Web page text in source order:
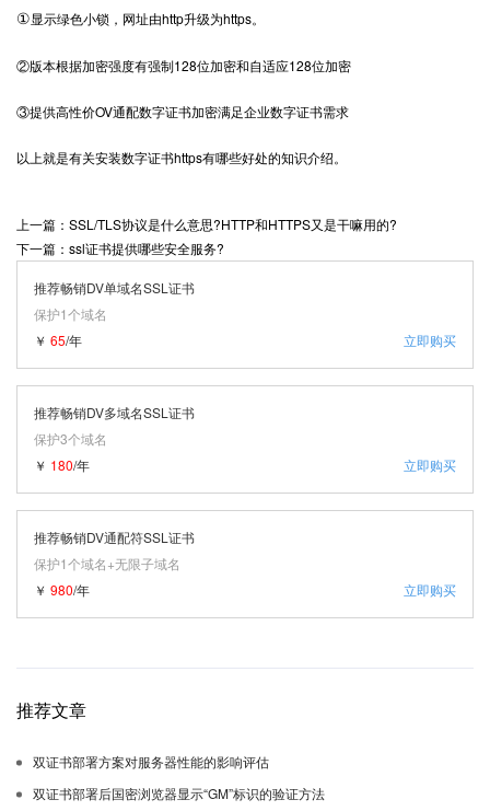
①显示绿色小锁，网址由http升级为https。
②版本根据加密强度有强制128位加密和自适应128位加密
③提供高性价OV通配数字证书加密满足企业数字证书需求
以上就是有关安装数字证书https有哪些好处的知识介绍。
上一篇：SSL/TLS协议是什么意思?HTTP和HTTPS又是干嘛用的?
下一篇：ssl证书提供哪些安全服务?
推荐畅销DV单域名SSL证书
保护1个域名
立即购买
￥ 65/年
推荐畅销DV多域名SSL证书
保护3个域名
立即购买
￥ 180/年
推荐畅销DV通配符SSL证书
保护1个域名+无限子域名
立即购买
￥ 980/年
推荐文章
双证书部署方案对服务器性能的影响评估
双证书部署后国密浏览器显示“GM”标识的验证方法